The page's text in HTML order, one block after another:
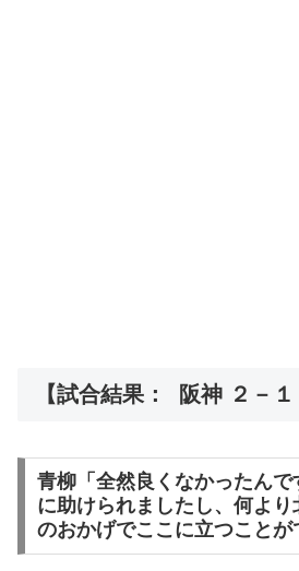
【試合結果： 阪神 ２－１
青柳「全然良くなかったん
に助けられましたし、何よ
のおかげでここに立つことが